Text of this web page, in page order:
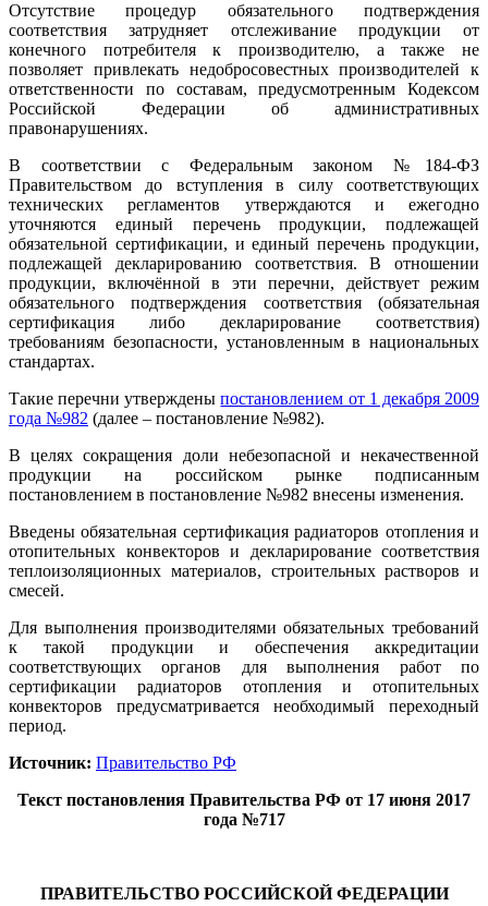
Отсутствие процедур обязательного подтверждения
соответствия затрудняет отслеживание продукции от
конечного потребителя к производителю, а также не
позволяет привлекать недобросовестных производителей к
ответственности по составам, предусмотренным Кодексом
Российской Федерации об административных
правонарушениях.
В соответствии с Федеральным законом №184-ФЗ
Правительством до вступления в силу соответствующих
технических регламентов утверждаются и ежегодно
уточняются единый перечень продукции, подлежащей
обязательной сертификации, и единый перечень продукции,
подлежащей декларированию соответствия. В отношении
продукции, включённой в эти перечни, действует режим
обязательного подтверждения соответствия (обязательная
сертификация либо декларирование соответствия)
требованиям безопасности, установленным в национальных
стандартах.
Такие перечни утвержденыпостановлением от 1 декабря 2009
года №982 (далее – постановление №982).
В целях сокращения доли небезопасной и некачественной
продукции на российском рынке подписанным
постановлением в постановление №982 внесены изменения.
Введены обязательная сертификация радиаторов отопления и
отопительных конвекторов и декларирование соответствия
теплоизоляционных материалов, строительных растворов и
смесей.
Для выполнения производителями обязательных требований
к такой продукции и обеспечения аккредитации
соответствующих органов для выполнения работ по
сертификации радиаторов отопления и отопительных
конвекторов предусматривается необходимый переходный
период.
Источник: Правительство РФ
Текст постановления Правительства РФ от 17 июня 2017
года №717
ПРАВИТЕЛЬСТВО РОССИЙСКОЙ ФЕДЕРАЦИИ